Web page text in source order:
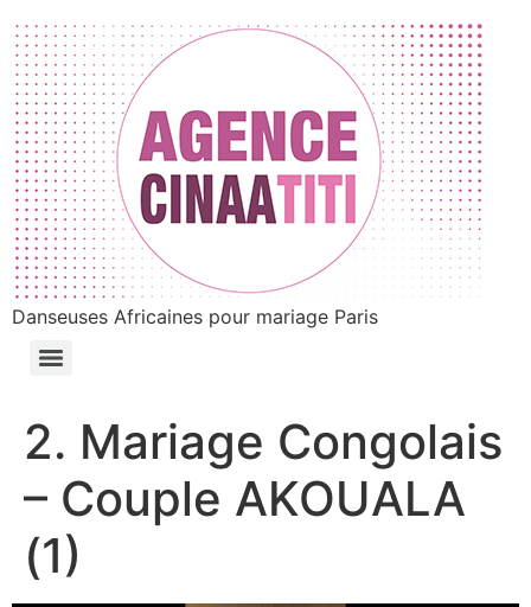
Danseuses Africaines pour mariage Paris
2. Mariage Congolais
– Couple AKOUALA
(1)